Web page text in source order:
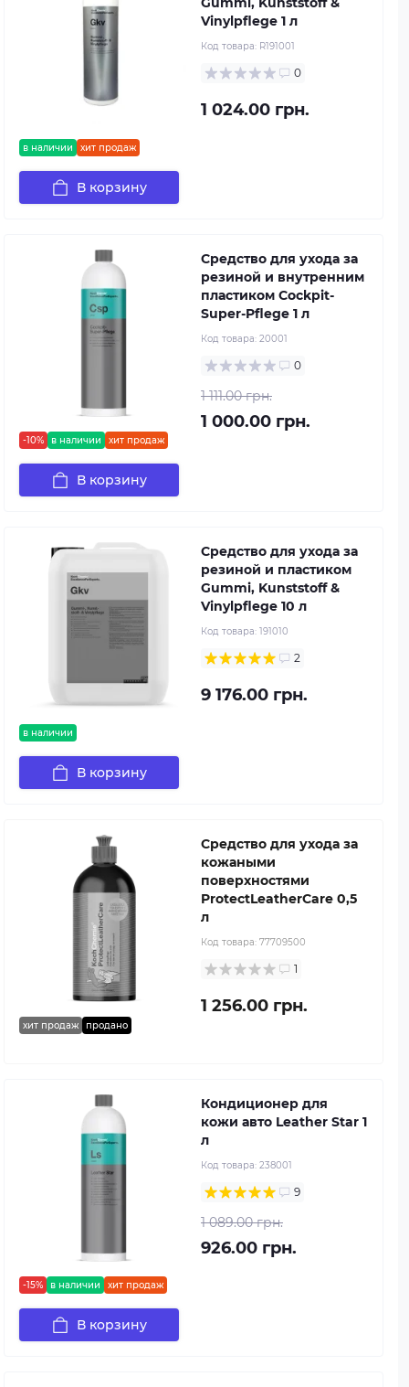
в наличии хит продаж
Vinylpflege 1 л
Код товара: R191001
0
1 024.00 грн.
В корзину
-10% в наличии хит продаж
Средство для ухода за
резиной и внутренним
пластиком Cockpit-
Super-Pflege 1 л
Код товара: 20001
0
1 111.00 грн.
1 000.00 грн.
В корзину
в наличии
Средство для ухода за
резиной и пластиком
Gummi, Kunststoff &
Vinylpflege 10 л
Код товара: 191010
2
9 176.00 грн.
В корзину
хит продаж продано
Средство для ухода за
кожаными
поверхностями
ProtectLeatherCare 0,5
л
Код товара: 77709500
1
1 256.00 грн.
-15% в наличии хит продаж
Кондиционер для
кожи авто Leather Star 1
л
Код товара: 238001
9
1 089.00 грн.
926.00 грн.
В корзину